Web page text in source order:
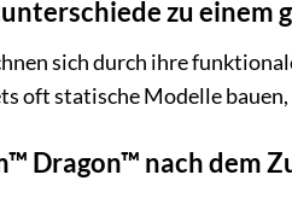
zu einem
sich durch ihre
oft statische Modelle
Dragon™ nach dem